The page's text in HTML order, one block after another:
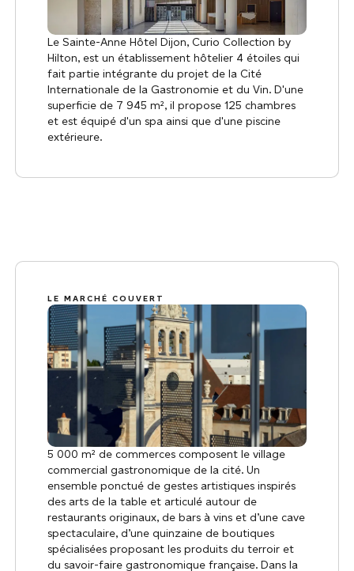
Le Sainte-Anne Hôtel Dijon, Curio Collection by
Hilton, est un établissement hôtelier 4 étoiles qui
fait partie intégrante du projet de la Cité
Internationale de la Gastronomie et du Vin. D'une
superficie de 7 945 m², il propose 125 chambres
et est équipé d'un spa ainsi que d'une piscine
extérieure.
LE MARCHÉ COUVERT
5 000 m² de commerces composent le village
commercial gastronomique de la cité. Un
ensemble ponctué de gestes artistiques inspirés
des arts de la table et articulé autour de
restaurants originaux, de bars à vins et d’une cave
spectaculaire, d’une quinzaine de boutiques
spécialisées proposant les produits du terroir et
du savoir-faire gastronomique française. Dans la